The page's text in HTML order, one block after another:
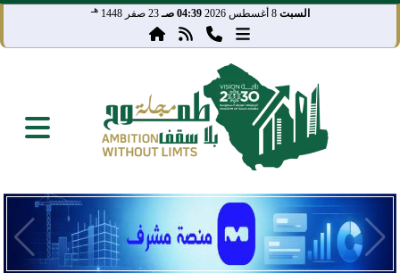
السبت 8 أغسطس 2026 04:39 صـ 23 صفر 1448 هـ